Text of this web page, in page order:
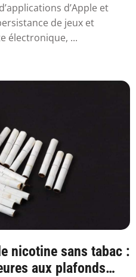
d’Apple et
de jeux et
électronique, ...
nicotine sans tabac :
aux plafonds